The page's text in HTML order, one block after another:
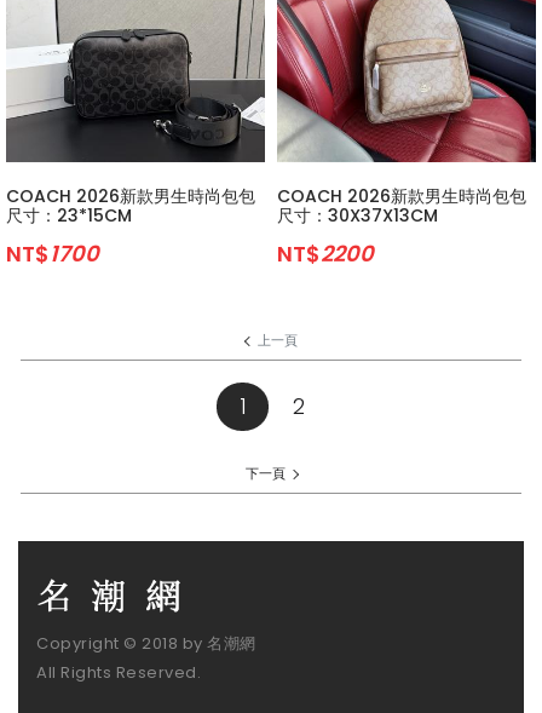
COACH 2026新款男生時尚包包
尺寸：23*15CM
NT$1700
COACH 2026新款男生時尚包包
尺寸：30X37X13CM
NT$2200
上一頁
1 (current)
2
下一頁
Copyright © 2018 by 名潮網
All Rights Reserved.